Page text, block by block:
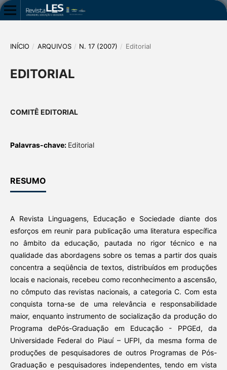
INÍCIO / ARQUIVOS / N. 17 (2007) / Editorial
EDITORIAL
COMITÊ EDITORIAL
Palavras-chave: Editorial
RESUMO
A Revista Linguagens, Educação e Sociedade diante dos
esforços em reunir para publicação uma literatura específica
no âmbito da educação, pautada no rigor técnico e na
qualidade das abordagens sobre os temas a partir dos quais
concentra a seqüência de textos, distribuídos em produções
locais e nacionais, recebeu como reconhecimento a ascensão,
no cômputo das revistas nacionais, a categoria C. Com esta
conquista torna-se de uma relevância e responsabilidade
maior, enquanto instrumento de socialização da produção do
Programa dePós-Graduação em Educação - PPGEd, da
Universidade Federal do Piauí – UFPI, da mesma forma de
produções de pesquisadores de outros Programas de Pós-
Graduação e pesquisadores independentes, tendo em vista